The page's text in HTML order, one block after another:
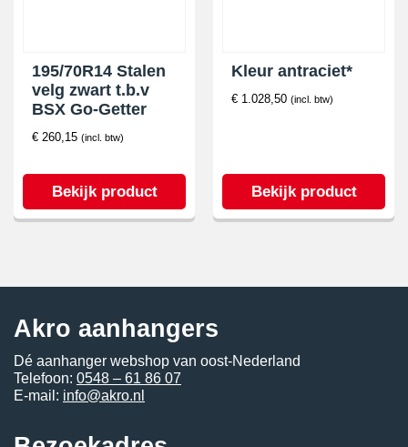
195/70R14 Stalen
velg zwart t.b.v
BSX Go-Getter
€ 260,15 (incl. btw)
Bekijk product
Kleur antraciet*
€ 1.028,50 (incl. btw)
Bekijk product
Akro aanhangers
Dé aanhanger webshop van oost-Nederland
Telefoon: 0548 – 61 86 07
E-mail: info@akro.nl